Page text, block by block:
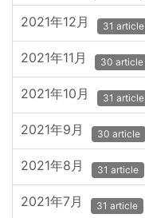
2021年12月 31 article
2021年11月 30 article
2021年10月 31 article
2021年9月 30 article
2021年8月 31 article
2021年7月 31 article